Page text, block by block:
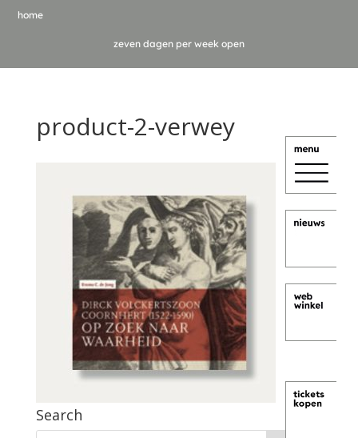
home
zeven dagen per week open
product-2-verwey
Search